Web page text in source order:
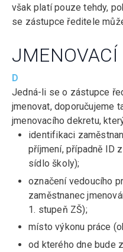
však platí pouze tehdy,
se zástupce ředitele
JMENOVACÍ
D
Jedná-li se o zástupce
jmenovat, doporučujeme
jmenovacího dekretu,
identifikaci
příjmení, případně ID
sídlo školy);
označení vedoucího
zaměstnanec
1. stupeň ZŠ);
místo výkonu práce
od kterého dne bude